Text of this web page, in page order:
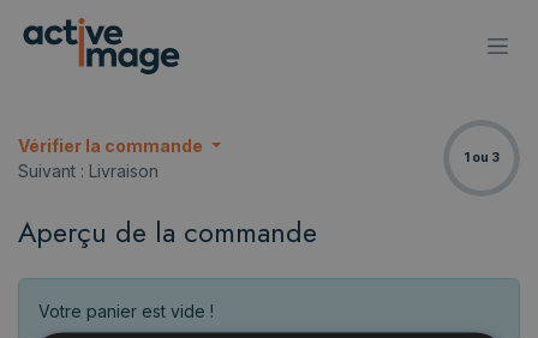
Vérifier la commande
Suivant : Livraison
1 ou 3
Aperçu de la commande
Votre panier est vide !